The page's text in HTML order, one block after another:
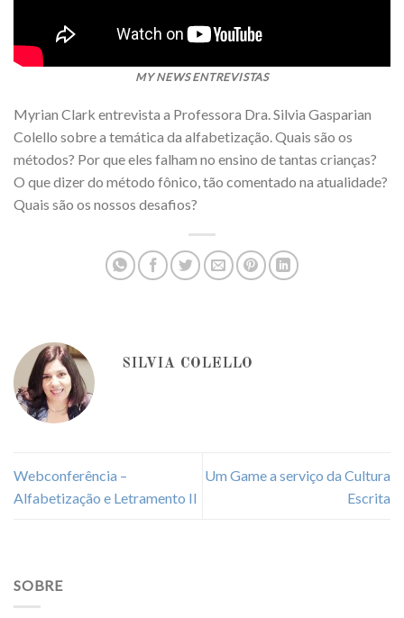
MY NEWS ENTREVISTAS
Myrian Clark entrevista a Professora Dra. Silvia Gasparian
Colello sobre a temática da alfabetização. Quais são os
métodos? Por que eles falham no ensino de tantas crianças?
O que dizer do método fônico, tão comentado na atualidade?
Quais são os nossos desafios?
SILVIA COLELLO
Webconferência –
Alfabetização e Letramento II
Um Game a serviço da Cultura
Escrita
SOBRE